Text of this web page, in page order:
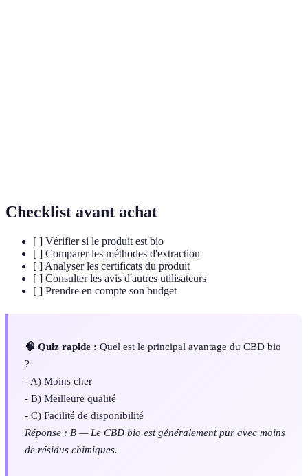
Checklist avant achat
[ ] Vérifier si le produit est bio
[ ] Comparer les méthodes d'extraction
[ ] Analyser les certificats du produit
[ ] Consulter les avis d'autres utilisateurs
[ ] Prendre en compte son budget
🧠 Quiz rapide : Quel est le principal avantage du CBD bio
?
- A) Moins cher
- B) Meilleure qualité
- C) Facilité de disponibilité
Réponse : B — Le CBD bio est généralement pur avec moins
de résidus chimiques.